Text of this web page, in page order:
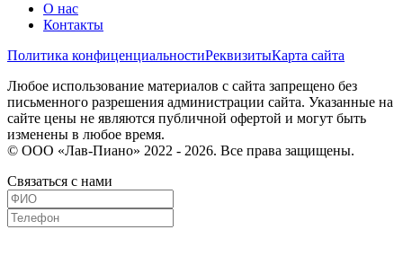
О нас
Контакты
Политика конфиценциальностиРеквизитыКарта сайта
Любое использование материалов с сайта запрещено без
письменного разрешения администрации сайта. Указанные на
сайте цены не являются публичной офертой и могут быть
изменены в любое время.
© ООО «Лав-Пиано» 2022 - 2026. Все права защищены.
Связаться с нами